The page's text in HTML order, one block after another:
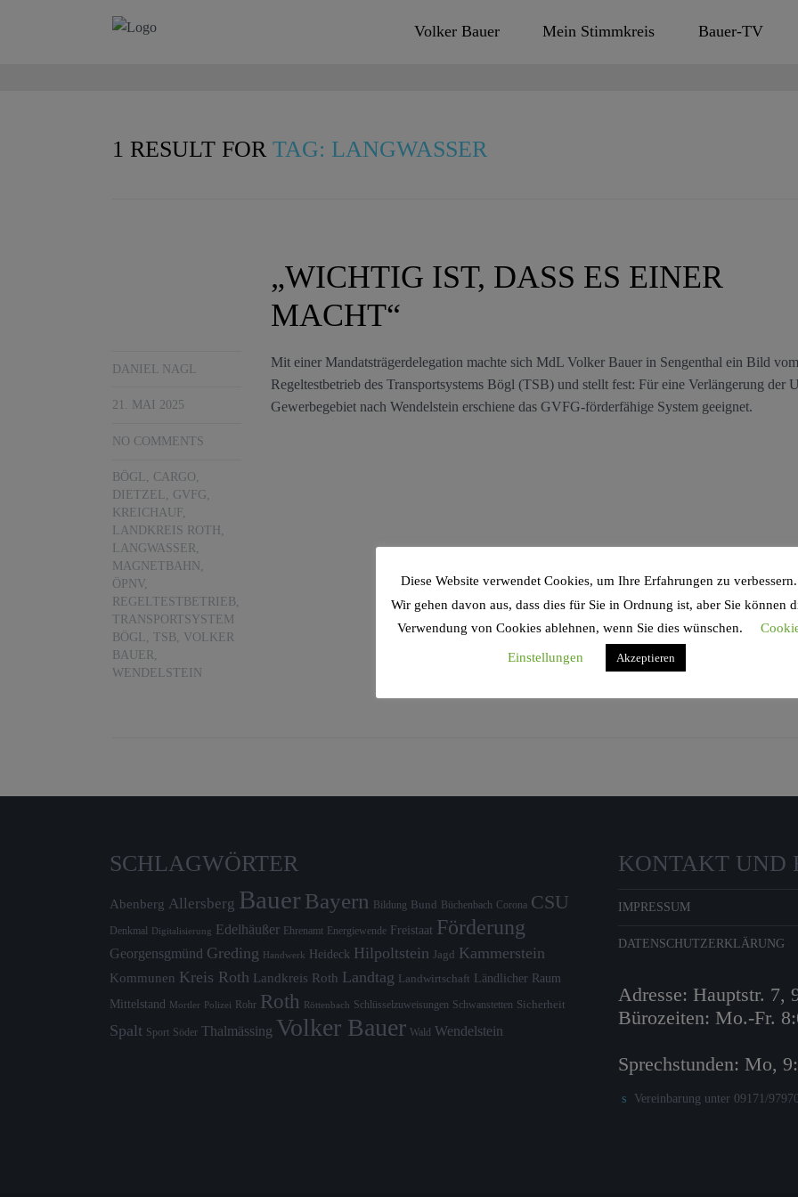
Volker Bauer Mein Stimmkreis Bauer-TV
1 RESULT FOR TAG: LANGWASSER
„WICHTIG IST, DASS ES EINER
MACHT“
DANIEL NAGL
21. MAI 2025
NO COMMENTS
BÖGL, CARGO,
DIETZEL, GVFG,
KREICHAUF,
LANDKREIS ROTH ,
LANGWASSER,
MAGNETBAHN ,
ÖPNV,
REGELTESTBETRIEB,
TRANSPORTSYSTEM
BÖGL, TSB, VOLKER
BAUER,
WENDELSTEIN
Mit einer Mandatsträgerdelegation machte sich MdL Volker Bauer in Sengenthal ein Bild vom
Regeltestbetrieb des Transportsystems Bögl (TSB) und stellt fest: Für eine Verlängerung der
Gewerbegebiet nach Wendelstein erschiene das GVFG-förderfähige System geeignet.
SCHLAGWÖRTER
Abenberg Allersberg Bauer Bayern Bildung Bund Büchenbach Corona CSU
Denkmal Digitalisierung Edelhäußer Ehrenamt Energiewende Freistaat Förderung
Georgensgmünd Greding Handwerk Heideck Hilpoltstein Jagd Kammerstein
Kommunen Kreis Roth Landkreis Roth Landtag Landwirtschaft Ländlicher Raum
Mittelstand Mortler Polizei Rohr Roth Röttenbach Schlüsselzuweisungen Schwanstetten Sicherheit
Spalt Sport Söder Thalmässing Volker Bauer Wald Wendelstein
KONTAKT UND
IMPRESSUM
DATENSCHUTZERKLÄRUNG
Adresse: Hauptstr. 7,
Bürozeiten: Mo.-Fr.
Sprechstunden: Mo,
Vereinbarung unter 09171/
Diese Website verwendet Cookies, um Ihre Erfahrungen zu verbessern.
Wir gehen davon aus, dass dies für Sie in Ordnung ist, aber Sie können
Verwendung von Cookies ablehnen, wenn Sie dies wünschen.
Einstellungen Akzeptieren